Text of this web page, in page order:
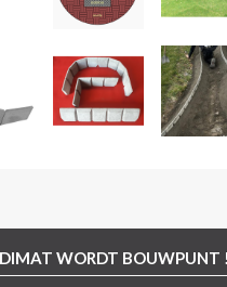
WORDT BOUWPUNT